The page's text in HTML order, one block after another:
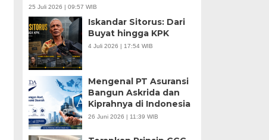
25 Juli 2026 | 09:57 WIB
Iskandar Sitorus: Dari
Buyat hingga KPK
4 Juli 2026 | 17:54 WIB
Mengenal PT Asuransi
Bangun Askrida dan
Kiprahnya di Indonesia
26 Juni 2026 | 11:39 WIB